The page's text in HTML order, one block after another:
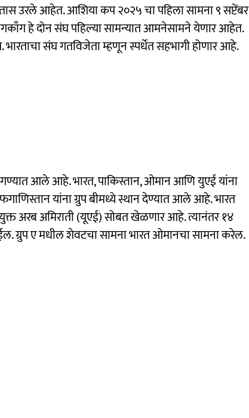
उरले आहेत. आशिया कप २०२५ चा पहिला सामना ९ सप्टेंबर
हे दोन संघ पहिल्या सामन्यात आमनेसामने येणार आहेत.
संघ गतविजेता म्हणून स्पर्धेत सहभागी होणार आहे.
आले आहे. भारत, पाकिस्तान, ओमान आणि युएई यांना
यांना ग्रुप बीमध्ये स्थान देण्यात आले आहे. भारत
अरब अमिराती (यूएई) सोबत खेळणार आहे. त्यानंतर १४
ग्रुप ए मधील शेवटचा सामना भारत ओमानचा सामना करेल.